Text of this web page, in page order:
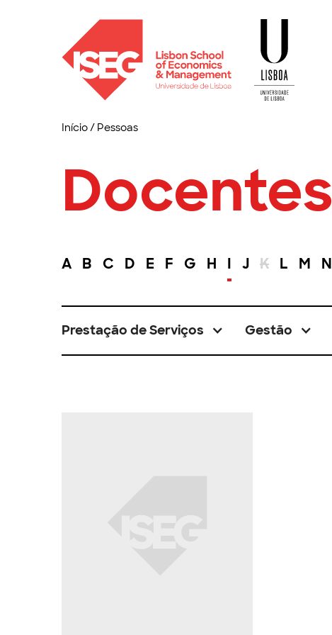
Início/ Pessoas
Docentes
A B C D E F G H I J K L M N
Prestação de Serviços Gestão